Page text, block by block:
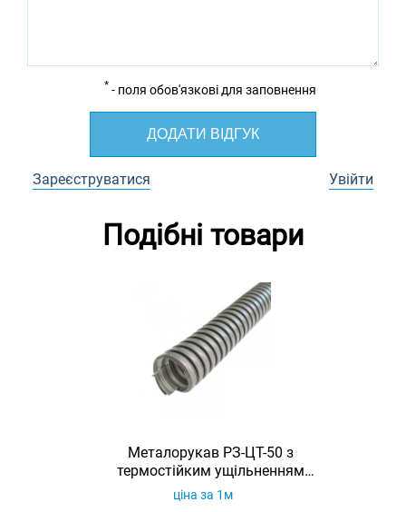
* - поля обов'язкові для заповнення
ДОДАТИ ВІДГУК
Зареєструватися Увійти
Подібні товари
Металорукав РЗ-ЦТ-50 з
термостійким ущільненням
STANDART з протяжкою (бухта 10м)
ціна за 1м